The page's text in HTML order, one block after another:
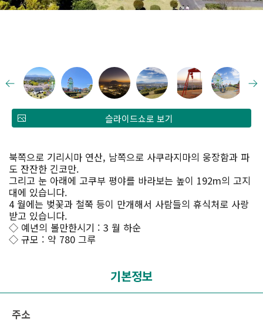
슬라이드쇼로 보기
북쪽으로 기리시마 연산, 남쪽으로 사쿠라지마의 웅장함과 파
도 잔잔한 긴코만.
그리고 눈 아래에 고쿠부 평야를 바라보는 높이 192m의 고지
대에 있습니다.
4 월에는 벚꽃과 철쭉 등이 만개해서 사람들의 휴식처로 사랑
받고 있습니다.
◇ 예년의 볼만한시기 : 3 월 하순
◇ 규모 : 약 780 그루
기본정보
주소